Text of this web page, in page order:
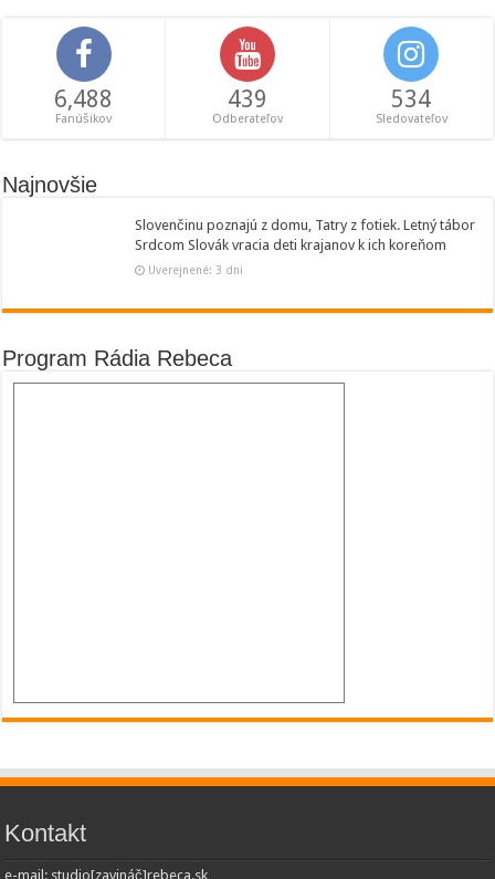
6,488
Fanúšikov
439
Odberateľov
534
Sledovateľov
Najnovšie
Slovenčinu poznajú z domu, Tatry z fotiek. Letný tábor
Srdcom Slovák vracia deti krajanov k ich koreňom
Uverejnené: 3 dni
Program Rádia Rebeca
Kontakt
e-mail: studio[zavináč]rebeca.sk